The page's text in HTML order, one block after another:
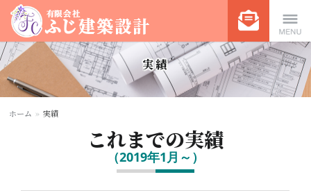
有限会社ふじ建築設計 | マン Menu
実績
ホーム » 実績
これまでの実績
（2019年1月～）